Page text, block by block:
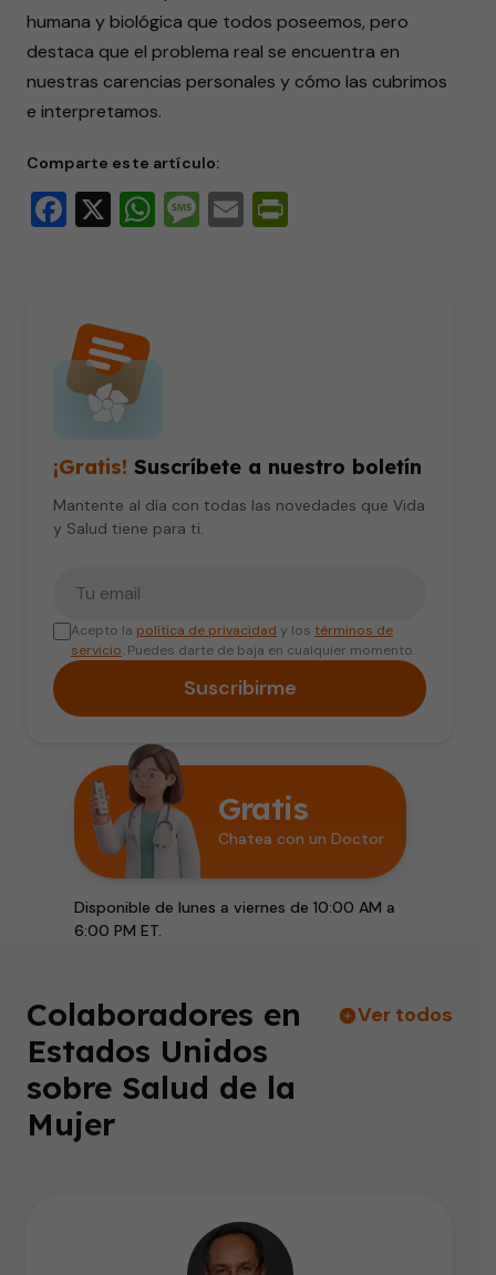
humana y biológica que todos poseemos, pero
destaca que el problema real se encuentra en
nuestras carencias personales y cómo las cubrimos
e interpretamos.
Comparte este artículo:
Facebook
X WhatsApp
Message
Email
¡Gratis! Suscríbete a nuestro boletín
Mantente al día con todas las novedades que Vida
y Salud tiene para ti.
Acepto la política de privacidad y los términos de
servicio. Puedes darte de baja en cualquier momento.
Suscribirme
Gratis
Chatea con un Doctor
Disponible de lunes a viernes de 10:00 AM a
6:00 PM ET.
Colaboradores en
Estados Unidos
sobre Salud de la
Mujer
Ver todos